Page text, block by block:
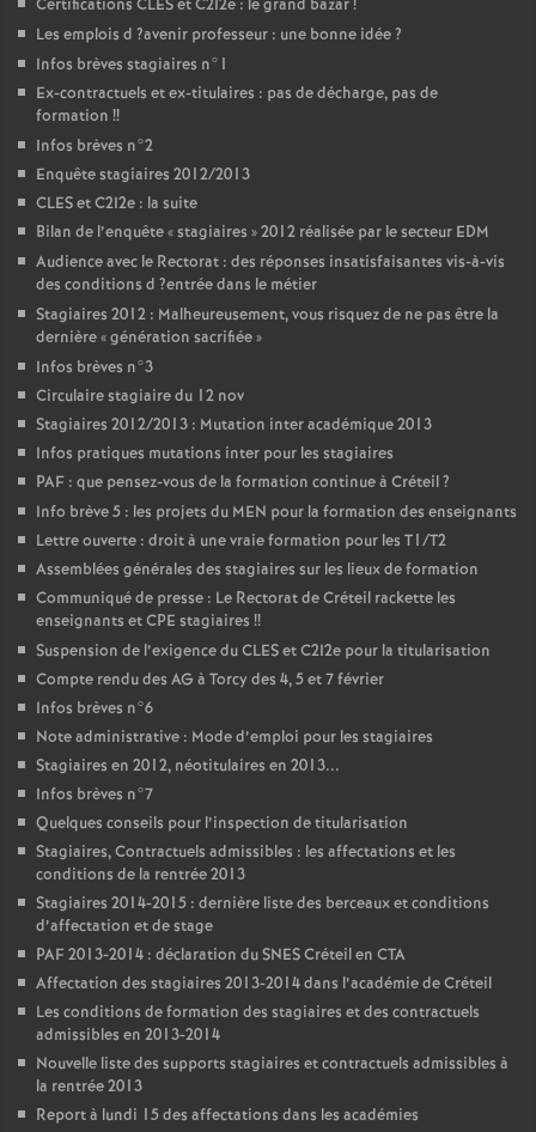
Certifications CLESet C2I2e : le grand bazar!
Les emplois d ?avenir professeur : une bonne idée?
Infos brèves stagiaires n°1
Ex-contractuels et ex-titulaires : pas de décharge, pas de
formation !!
Infos brèves n°2
Enquête stagiaires 2012/2013
CLESet C2I2e : la suite
Bilan de l’enquête «stagiaires » 2012 réalisée par le secteur EDM
Audience avec le Rectorat : des réponses insatisfaisantes vis-à-vis
des conditions d ?entrée dans le métier
Stagiaires 2012 : Malheureusement, vous risquez de ne pas être la
dernière «génération sacrifiée»
Infos brèves n°3
Circulaire stagiaire du 12 nov
Stagiaires 2012/2013 : Mutation inter académique 2013
Infos pratiques mutations inter pour les stagiaires
PAF : que pensez-vous de la formation continue à Créteil?
Info brève 5 : les projets du MEN pour la formation des enseignants
Lettre ouverte : droit à une vraie formation pour les T1/T2
Assemblées générales des stagiaires sur les lieux de formation
Communiqué de presse : Le Rectorat de Créteil rackette les
enseignants etCPE stagiaires !!
Suspension de l’exigence duCLESet C2I2e pour la titularisation
Compte rendu des AG à Torcy des 4, 5 et 7 février
Infos brèves n°6
Note administrative : Mode d’emploi pour les stagiaires
Stagiaires en 2012, néotitulaires en 2013...
Infos brèves n°7
Quelques conseils pour l’inspection de titularisation
Stagiaires, Contractuels admissibles : les affectations et les
conditions de la rentrée 2013
Stagiaires 2014-2015 : dernière liste des berceaux et conditions
d’affectation et de stage
PAF2013-2014 : déclaration duSNESCréteil en CTA
Affectation des stagiaires 2013-2014 dans l’académie de Créteil
Les conditions de formation des stagiaires et des contractuels
admissibles en 2013-2014
Nouvelle liste des supports stagiaires et contractuels admissibles à
la rentrée 2013
Report à lundi 15 des affectations dans les académies